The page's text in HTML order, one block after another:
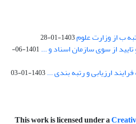
ب از وزارت علوم1403-01-28
1401-06-
ارزیابی و رتبه بندی ...1403-01-03
This work is licensed under a